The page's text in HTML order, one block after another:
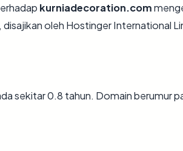
kurniadecoration.com
oleh Hostinger International
sekitar 0.8 tahun. Domain berumur